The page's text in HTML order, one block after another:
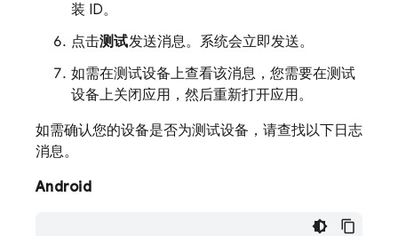
装 ID。
点击测试发送消息。系统会立即发送。
如需在测试设备上查看该消息，您需要在测试
设备上关闭应用，然后重新打开应用。
如需确认您的设备是否为测试设备，请查找以下日志
消息。
Android